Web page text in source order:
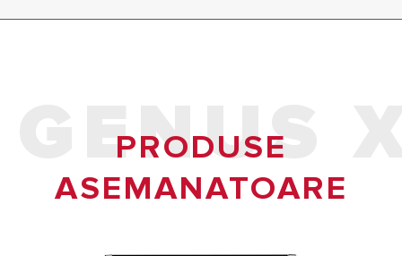
GENUS
PRODUSE
ASEMANATOARE